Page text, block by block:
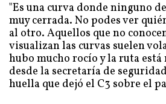
"Es una curva donde ninguno
muy cerrada. No podes ver
al otro. Aquellos que no
visualizan las curvas suelen
hubo mucho rocío y la ruta está
desde la secretaría de
huella que dejó el C3 sobre el